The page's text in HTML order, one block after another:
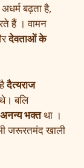
बढ़ता है,
हैं । वामन
देवताओं के
दैत्यराज
बलि
अनन्य भक्तथा ।
जरूरतमंद खाली